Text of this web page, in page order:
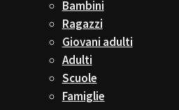
Bambini
Ragazzi
Giovani adulti
Adulti
Scuole
Famiglie